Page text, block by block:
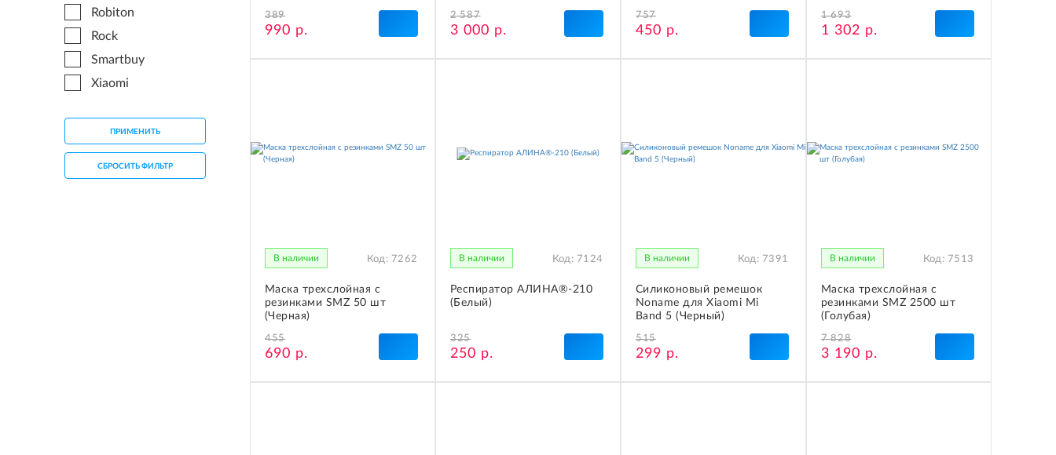
Robiton
Rock
Smartbuy
Xiaomi
ПРИМЕНИТЬ
СБРОСИТЬ ФИЛЬТР
389
990 р.
2 587
3 000 р.
757
450 р.
1 693
1 302 р.
В наличии Код: 7262
Маска трехслойная с
резинками SMZ 50 шт
(Черная)
455
690 р.
В наличии Код: 7124
Респиратор АЛИНА®-210
(Белый)
325
250 р.
В наличии Код: 7391
Силиконовый ремешок
Noname для Xiaomi Mi
Band 5 (Черный)
515
299 р.
В наличии Код: 7513
Маска трехслойная с
резинками SMZ 2500 шт
(Голубая)
7 828
3 190 р.